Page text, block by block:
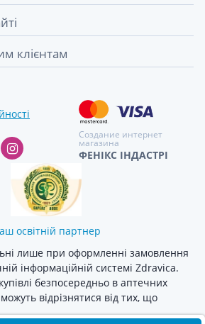
клієнтам
Создание интернет
магазина
ФЕНІКС ІНДАСТРІ
освітній партнер
лише при оформленні замовлення
інформаційній системі Zdravica.
безпосередньо в аптечних
відрізнятися від тих, що